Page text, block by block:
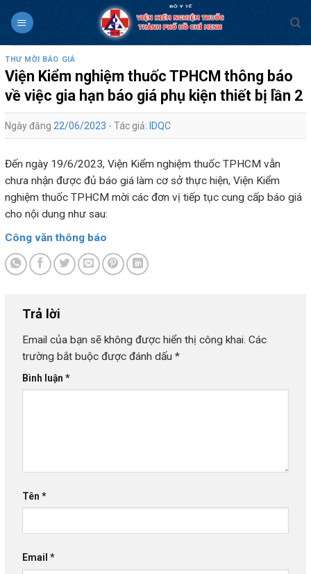
THƯ MỜI BÁO GIÁ
Viện Kiểm nghiệm thuốc TPHCM thông báo
về việc gia hạn báo giá phụ kiện thiết bị lần 2
Ngày đăng 22/06/2023 - Tác giả: IDQC
Đến ngày 19/6/2023, Viện Kiểm nghiệm thuốc TPHCM vẫn
chưa nhận được đủ báo giá làm cơ sở thực hiện, Viện Kiểm
nghiệm thuốc TPHCM mời các đơn vị tiếp tục cung cấp báo giá
cho nội dung như sau:
Công văn thông báo
Trả lời
Email của bạn sẽ không được hiển thị công khai. Các
trường bắt buộc được đánh dấu *
Bình luận *
Tên *
Email *